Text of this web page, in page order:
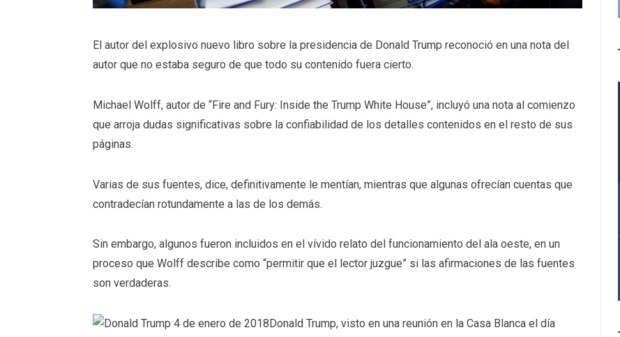
El autor del explosivo nuevo libro sobre la presidencia de Donald Trump reconoció en una nota del
autor que no estaba seguro de que todo su contenido fuera cierto.
Michael Wolff, autor de “Fire and Fury: Inside the Trump White House”, incluyó una nota al comienzo
que arroja dudas significativas sobre la confiabilidad de los detalles contenidos en el resto de sus
páginas.
Varias de sus fuentes, dice, definitivamente le mentían, mientras que algunas ofrecían cuentas que
contradecían rotundamente a las de los demás.
Sin embargo, algunos fueron incluidos en el vívido relato del funcionamiento del ala oeste, en un
proceso que Wolff describe como “permitir que el lector juzgue” si las afirmaciones de las fuentes
son verdaderas.
Donald Trump, visto en una reunión en la Casa Blanca el día